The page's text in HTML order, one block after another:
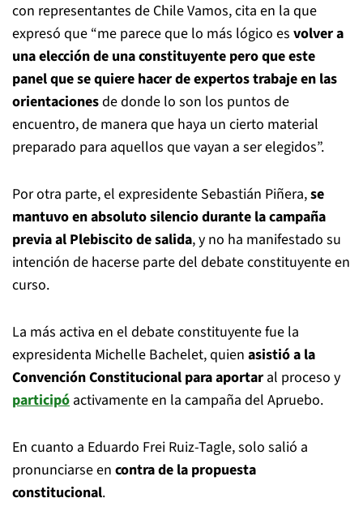
con representantes de Chile Vamos, cita en la que
expresó que “me parece que lo más lógico es volver a
una elección de una constituyente pero que este
panel que se quiere hacer de expertos trabaje en las
orientacionesde donde lo son los puntos de
encuentro, de manera que haya un cierto material
preparado para aquellos que vayan a ser elegidos”.
Por otra parte, el expresidente Sebastián Piñera,se
mantuvo en absoluto silencio durante la campaña
previa al Plebiscito de salida, y no ha manifestado su
intención de hacerse parte del debate constituyente en
curso.
La más activa en el debate constituyente fue la
expresidenta Michelle Bachelet, quien asistió a la
Convención Constitucional para aportar al proceso y
participó activamente en la campaña del Apruebo.
En cuanto a Eduardo Frei Ruiz-Tagle, solo salió a
pronunciarse en contra de la propuesta
constitucional.